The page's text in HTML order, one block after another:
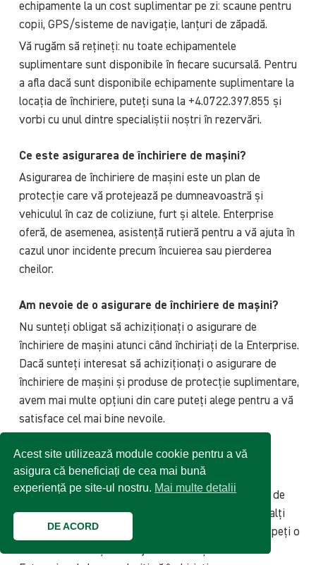
echipamente la un cost suplimentar pe zi: scaune pentru
copii, GPS/sisteme de navigație, lanțuri de zăpadă.
Vă rugăm să rețineți: nu toate echipamentele
suplimentare sunt disponibile în fiecare sucursală. Pentru
a afla dacă sunt disponibile echipamente suplimentare la
locația de închiriere, puteți suna la +4.0722.397.855 și
vorbi cu unul dintre specialiștii noștri în rezervări.
Ce este asigurarea de închiriere de mașini?
Asigurarea de închiriere de mașini este un plan de
protecție care vă protejează pe dumneavoastră și
vehiculul în caz de coliziune, furt și altele. Enterprise
oferă, de asemenea, asistență rutieră pentru a vă ajuta în
cazul unor incidente precum încuierea sau pierderea
cheilor.
Am nevoie de o asigurare de închiriere de mașini?
Nu sunteți obligat să achiziționați o asigurare de
închiriere de mașini atunci când închiriați de la Enterprise.
Dacă sunteți interesat să achiziționați o asigurare de
închiriere de mașini și produse de protecție suplimentare,
avem mai multe opțiuni din care puteți alege pentru a vă
satisface cel mai bine nevoile.
Cât costă asigurarea de închiriere de mașini?
Costul asigurării opționale de închiriere auto și al
produselor de protecție pot varia în funcție de tipul de
vehicul pe care doriți să îl închiriați și de o serie de alți
factori. Pentru a obține cele mai exacte prețuri, începeți o
rezervare de mașină mai jos sau sunați la sucursala
Acest site utilizează module cookie pentru a vă
asigura că beneficiați de cea mai bună
experiență pe site-ul nostru. Mai multe detalii
DE ACORD